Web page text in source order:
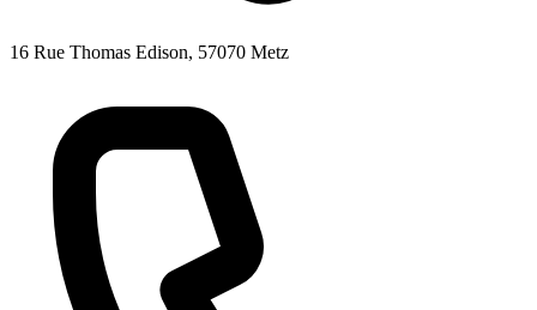
16 Rue Thomas Edison, 57070 Metz